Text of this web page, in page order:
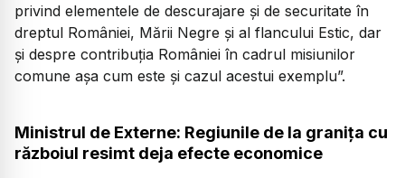
privind elementele de descurajare și de securitate în
dreptul României, Mării Negre și al flancului Estic, dar
și despre contribuția României în cadrul misiunilor
comune așa cum este și cazul acestui exemplu”.
Ministrul de Externe: Regiunile de la granița cu
războiul resimt deja efecte economice